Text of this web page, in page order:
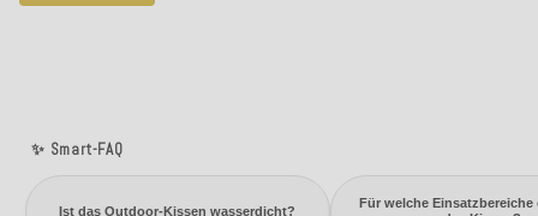
✨ Smart-FAQ
Ist das Outdoor-Kissen wasserdicht?
Für welche Einsatzbereiche